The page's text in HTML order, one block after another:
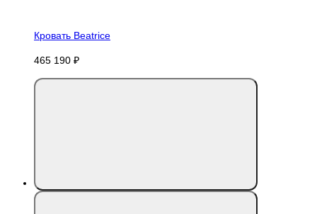
Кровать Beatrice
465 190 ₽